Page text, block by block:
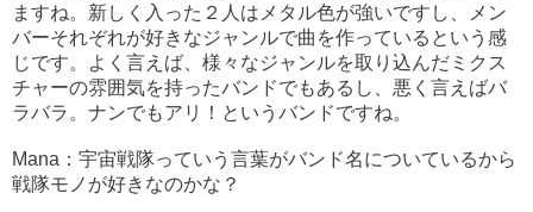
ますね。新しく入った２人はメタル色が強いですし、メン
バーそれぞれが好きなジャンルで曲を作っているという感
じです。よく言えば、様々なジャンルを取り込んだミクス
チャーの雰囲気を持ったバンドでもあるし、悪く言えばバ
ラバラ。ナンでもアリ！というバンドですね。
Mana：宇宙戦隊っていう言葉がバンド名についているから
戦隊モノが好きなのかな？